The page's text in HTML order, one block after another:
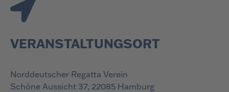
VERANSTALTUNGSORT
Norddeutscher Regatta Verein
Schöne Aussicht 37, 22085 Hamburg